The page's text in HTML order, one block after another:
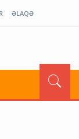
ƏLAQƏ